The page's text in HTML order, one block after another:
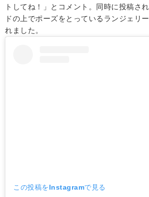
トしてね！」とコメント。同時に投稿さ
ドの上でポーズをとっているランジェリ
れました。
この投稿をInstagramで見る